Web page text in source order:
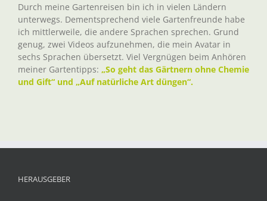
Durch meine Gartenreisen bin ich in vielen Ländern
unterwegs. Dementsprechend viele Gartenfreunde habe
ich mittlerweile, die andere Sprachen sprechen. Grund
genug, zwei Videos aufzunehmen, die mein Avatar in
sechs Sprachen übersetzt. Viel Vergnügen beim Anhören
meiner Gartentipps: „So geht das Gärtnern ohne Chemie
und Gift“ und „Auf natürliche Art düngen“.
HERAUSGEBER